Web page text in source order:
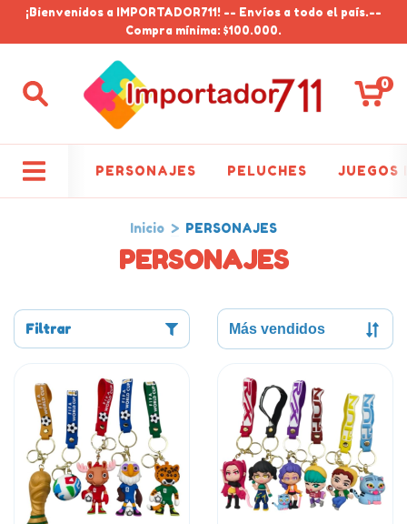
¡Bienvenidos a IMPORTADOR711! -- Envíos a todo el país.--
Compra mínima: $100.000.
0
PERSONAJES PELUCHES JUEGOS
Inicio > PERSONAJES
PERSONAJES
Filtrar